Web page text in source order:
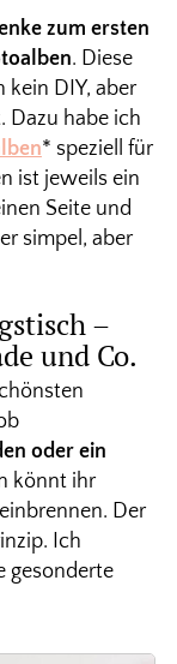
zum ersten
. Diese
kein DIY, aber
Dazu habe ich
* speziell für
ist jeweils ein
Seite und
simpel, aber
–
und Co.
oder ein
könnt ihr
Der
Ich
gesonderte